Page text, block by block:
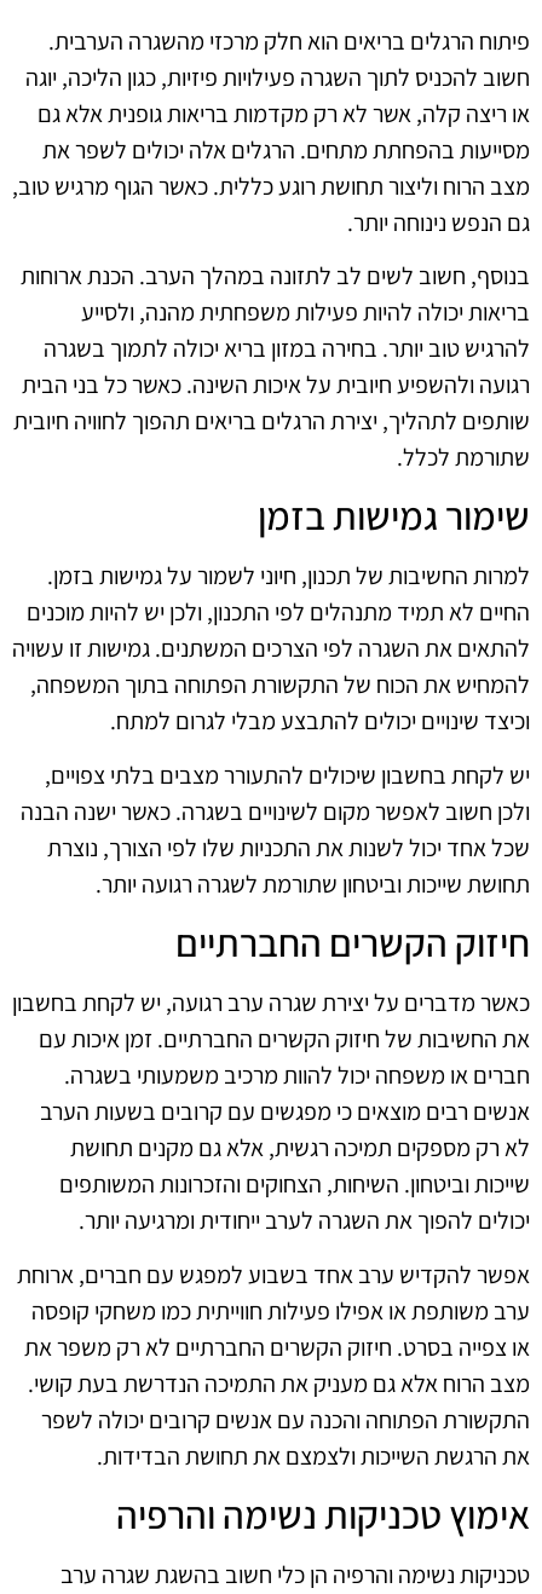
פיתוח הרגלים בריאים הוא חלק מרכזי מהשגרה הערבית.
חשוב להכניס לתוך השגרה פעילויות פיזיות, כגון הליכה, יוגה
או ריצה קלה, אשר לא רק מקדמות בריאות גופנית אלא גם
מסייעות בהפחתת מתחים. הרגלים אלה יכולים לשפר את
מצב הרוח וליצור תחושת רוגע כללית. כאשר הגוף מרגיש טוב,
גם הנפש נינוחה יותר.
בנוסף, חשוב לשים לב לתזונה במהלך הערב. הכנת ארוחות
בריאות יכולה להיות פעילות משפחתית מהנה, ולסייע
להרגיש טוב יותר. בחירה במזון בריא יכולה לתמוך בשגרה
רגועה ולהשפיע חיובית על איכות השינה. כאשר כל בני הבית
שותפים לתהליך, יצירת הרגלים בריאים תהפוך לחוויה חיובית
שתורמת לכלל.
שימור גמישות בזמן
למרות החשיבות של תכנון, חיוני לשמור על גמישות בזמן.
החיים לא תמיד מתנהלים לפי התכנון, ולכן יש להיות מוכנים
להתאים את השגרה לפי הצרכים המשתנים. גמישות זו עשויה
להמחיש את הכוח של התקשורת הפתוחה בתוך המשפחה,
וכיצד שינויים יכולים להתבצע מבלי לגרום למתח.
יש לקחת בחשבון שיכולים להתעורר מצבים בלתי צפויים,
ולכן חשוב לאפשר מקום לשינויים בשגרה. כאשר ישנה הבנה
שכל אחד יכול לשנות את התכניות שלו לפי הצורך, נוצרת
תחושת שייכות וביטחון שתורמת לשגרה רגועה יותר.
חיזוק הקשרים החברתיים
כאשר מדברים על יצירת שגרה ערב רגועה, יש לקחת בחשבון
את החשיבות של חיזוק הקשרים החברתיים. זמן איכות עם
חברים או משפחה יכול להוות מרכיב משמעותי בשגרה.
אנשים רבים מוצאים כי מפגשים עם קרובים בשעות הערב
לא רק מספקים תמיכה רגשית, אלא גם מקנים תחושת
שייכות וביטחון. השיחות, הצחוקים והזכרונות המשותפים
יכולים להפוך את השגרה לערב ייחודית ומרגיעה יותר.
אפשר להקדיש ערב אחד בשבוע למפגש עם חברים, ארוחת
ערב משותפת או אפילו פעילות חווייתית כמו משחקי קופסה
או צפייה בסרט. חיזוק הקשרים החברתיים לא רק משפר את
מצב הרוח אלא גם מעניק את התמיכה הנדרשת בעת קושי.
התקשורת הפתוחה והכנה עם אנשים קרובים יכולה לשפר
את הרגשת השייכות ולצמצם את תחושת הבדידות.
אימוץ טכניקות נשימה והרפיה
טכניקות נשימה והרפיה הן כלי חשוב בהשגת שגרה ערב